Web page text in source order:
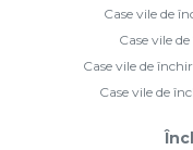
Case vile de
Case vile
Case vile de
Case vile de